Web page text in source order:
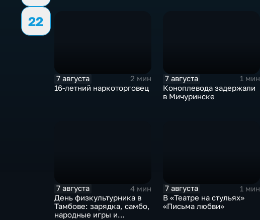
22
7 августа
2 мин
16-летний наркоторговец
7 августа
1 мин
Коноплевода задержали
в Мичуринске
7 августа
4 мин
День физкультурника в
Тамбове: зарядка, самбо,
народные игры и
7 августа
1 мин
В «Театре на стульях»
«Письма любви»